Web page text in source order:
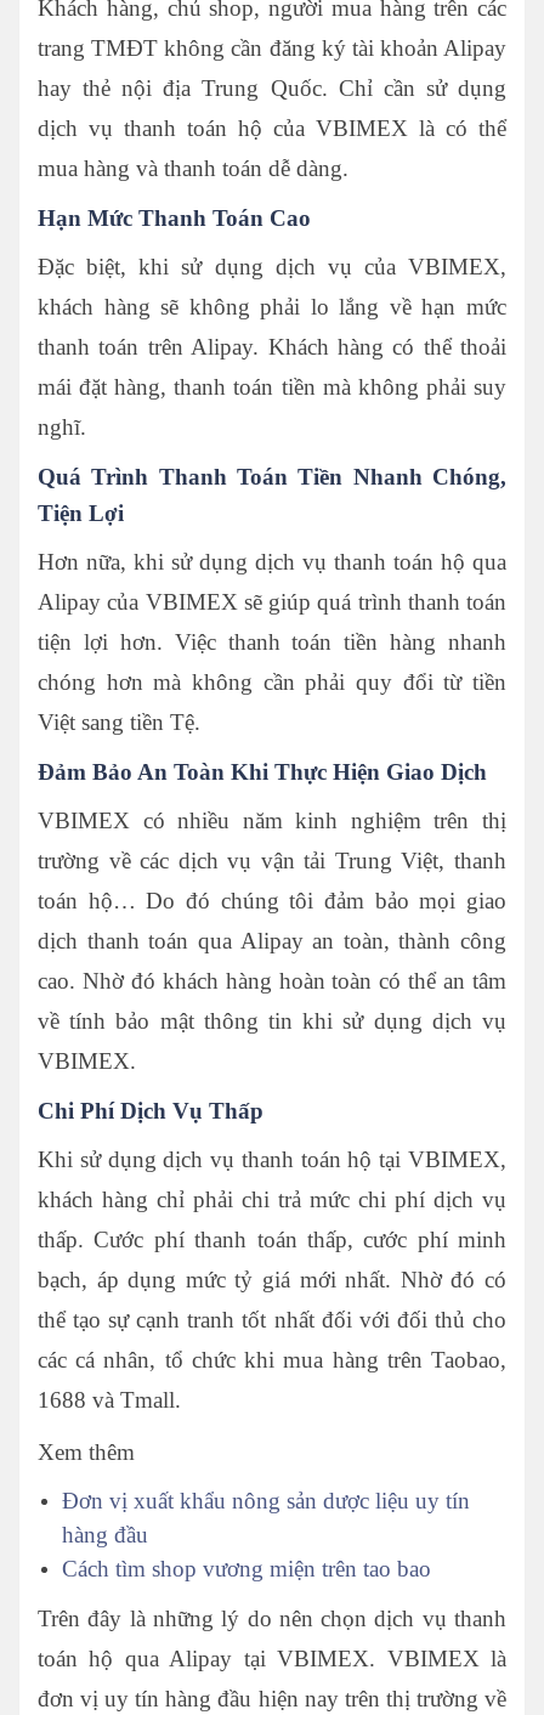
Khách hàng, chủ shop, người mua hàng trên các
trang TMĐT không cần đăng ký tài khoản Alipay
hay thẻ nội địa Trung Quốc. Chỉ cần sử dụng
dịch vụ thanh toán hộ của VBIMEX là có thể
mua hàng và thanh toán dễ dàng.
Hạn Mức Thanh Toán Cao
Đặc biệt, khi sử dụng dịch vụ của VBIMEX,
khách hàng sẽ không phải lo lắng về hạn mức
thanh toán trên Alipay. Khách hàng có thể thoải
mái đặt hàng, thanh toán tiền mà không phải suy
nghĩ.
Quá Trình Thanh Toán Tiền Nhanh Chóng,
Tiện Lợi
Hơn nữa, khi sử dụng dịch vụ thanh toán hộ qua
Alipay của VBIMEX sẽ giúp quá trình thanh toán
tiện lợi hơn. Việc thanh toán tiền hàng nhanh
chóng hơn mà không cần phải quy đổi từ tiền
Việt sang tiền Tệ.
Đảm Bảo An Toàn Khi Thực Hiện Giao Dịch
VBIMEX có nhiều năm kinh nghiệm trên thị
trường về các dịch vụ vận tải Trung Việt, thanh
toán hộ… Do đó chúng tôi đảm bảo mọi giao
dịch thanh toán qua Alipay an toàn, thành công
cao. Nhờ đó khách hàng hoàn toàn có thể an tâm
về tính bảo mật thông tin khi sử dụng dịch vụ
VBIMEX.
Chi Phí Dịch Vụ Thấp
Khi sử dụng dịch vụ thanh toán hộ tại VBIMEX,
khách hàng chỉ phải chi trả mức chi phí dịch vụ
thấp. Cước phí thanh toán thấp, cước phí minh
bạch, áp dụng mức tỷ giá mới nhất. Nhờ đó có
thể tạo sự cạnh tranh tốt nhất đối với đối thủ cho
các cá nhân, tổ chức khi mua hàng trên Taobao,
1688 và Tmall.
Xem thêm
Đơn vị xuất khẩu nông sản dược liệu uy tín
hàng đầu
Cách tìm shop vương miện trên tao bao
Trên đây là những lý do nên chọn dịch vụ thanh
toán hộ qua Alipay tại VBIMEX. VBIMEX là
đơn vị uy tín hàng đầu hiện nay trên thị trường về